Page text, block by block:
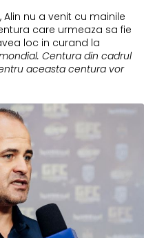
nu a venit cu mainile
care urmeaza sa fie
loc in curand la
Centura din cadrul
aceasta centura vor